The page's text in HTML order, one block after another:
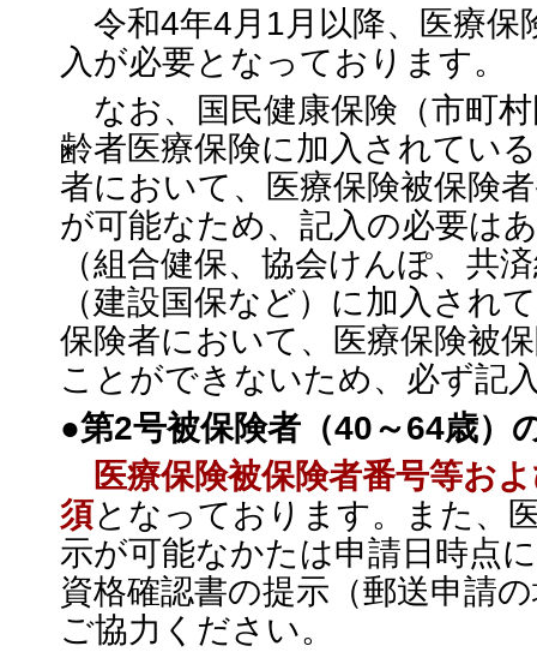
令和4年4月1月以降、医療保
入が必要となっております。
なお、国民健康保険（市町
齢者医療保険に加入されてい
者において、医療保険被保険
が可能なため、記入の必要は
（組合健保、協会けんぽ、共
（建設国保など）に加入され
保険者において、医療保険被
ことができないため、必ず記
●第2号被保険者（40～64歳）
医療保険被保険者番号等お
須となっております。また、
示が可能なかたは申請日時点
資格確認書の提示（郵送申請
ご協力ください。